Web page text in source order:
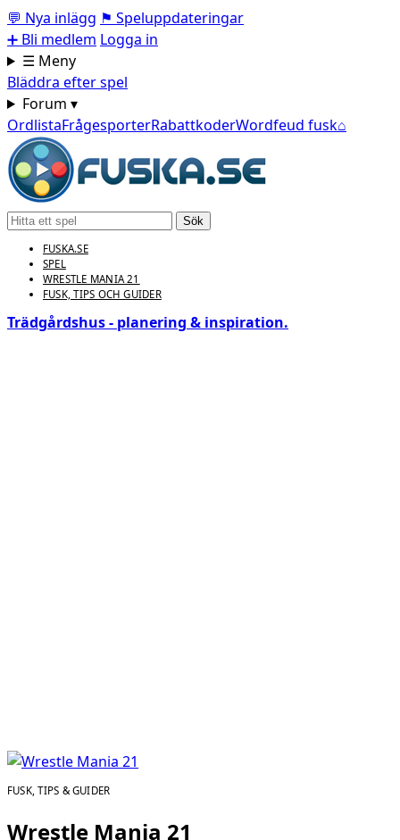
💬 Nya inlägg ⚑ Speluppdateringar
➕ Bli medlem Logga in
☰ Meny
Bläddra efter spel
Forum ▾
OrdlistaFrågesporterRabattkoderWordfeud fusk⌂
Sök
FUSKA.SE
SPEL
WRESTLE MANIA 21
FUSK, TIPS OCH GUIDER
Trädgårdshus - planering & inspiration.
FUSK, TIPS & GUIDER
Wrestle Mania 21